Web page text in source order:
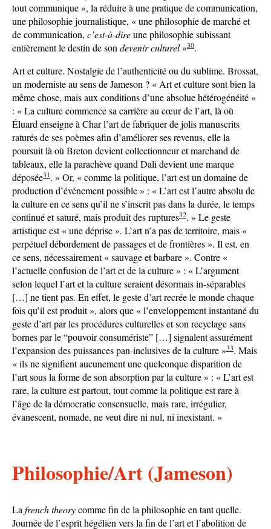
tout communique », la réduire à une pratique de communication,
une philosophie journalistique, « une philosophie de marché et
de communication, c’est-à-direune philosophie subissant
entièrement le destin de son devenir culturel»30.
Art et culture. Nostalgie de l’authenticité ou du sublime. Brossat,
un moderniste au sens de Jameson ? « Art et culture sont bien la
même chose, mais aux conditions d’une absolue hétérogénéité »
: « La culture commence sa carrière au cœur de l’art, là où
Éluard enseigne à Char l’art de fabriquer de jolis manuscrits
raturés de ses poèmes afin d’améliorer ses revenus, elle la
poursuit là où Breton devient collectionneur et marchand de
tableaux, elle la parachève quand Dali devient une marque
déposée31. » Or, « comme la politique, l’art est un domaine de
production d’événement possible » : « L’art est l’autre absolu de
la culture en ce sens qu’il ne s’inscrit pas dans la durée, le temps
continué et saturé, mais produit des ruptures32. » Le geste
artistique est « une déprise ». L’art n’a pas de territoire, mais «
perpétuel débordement de passages et de frontières ». Il est, en
ce sens, nécessairement « sauvage et barbare ». Contre «
l’actuelle confusion de l’art et de la culture » : « L’argument
selon lequel l’art et la culture seraient désormais in-séparables
[…] ne tient pas. En effet, le geste d’art recrée le monde chaque
fois qu’il est produit », alors que « l’enveloppement instantané du
geste d’art par les procédures culturelles et son recyclage sans
bornes par le “pouvoir consumériste” […] signalent assurément
l’expansion des puissances pan-inclusives de la culture »33. Mais
« ils ne signifient aucunement une quelconque disparition de
l’art sous la forme de son absorption par la culture » : « L’art est
rare, la culture est partout, tout comme la politique est rare à
l’âge de la démocratie consensuelle, mais rare, irrégulier,
évanescent, nomade, ne veut dire ni nul, ni inexistant. »
Philosophie/Art (Jameson)
La french theorycomme fin de la philosophie en tant quelle.
Journée de l’esprit hégélien vers la fin de l’art et l’abolition de